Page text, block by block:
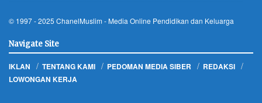
© 1997 - 2025 ChanelMuslim - Media Online Pendidikan dan Keluarga
Navigate Site
IKLAN TENTANG KAMI PEDOMAN MEDIA SIBER
REDAKSI
LOWONGAN KERJA